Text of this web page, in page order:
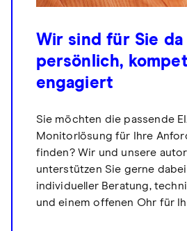
Wir sind für Sie da
persönlich,
engagiert
Sie möchten die passende
Monitorlösung für Ihre
finden? Wir und unsere
unterstützen Sie gerne
individueller Beratung,
und einem offenen Ohr für